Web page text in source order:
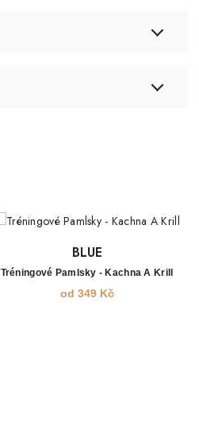
BLUE
Tréningové Pamlsky - Kachna A Krill
od 349Kč